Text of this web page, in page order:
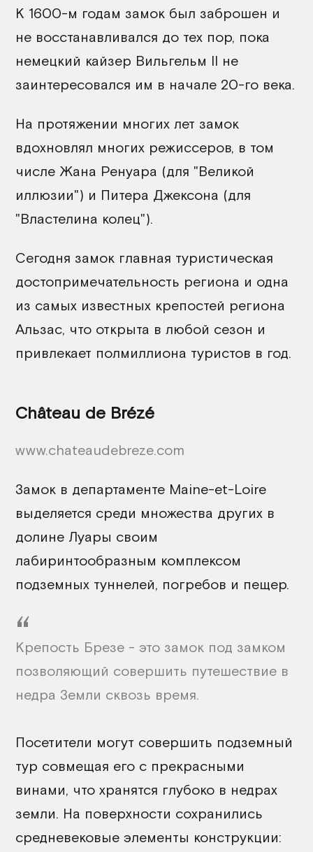
К 1600-м годам замок был заброшен и
не восстанавливался до тех пор, пока
немецкий кайзер Вильгельм II не
заинтересовался им в начале 20-го века.
На протяжении многих лет замок
вдохновлял многих режиссеров, в том
числе Жана Ренуара (для "Великой
иллюзии") и Питера Джексона (для
"Властелина колец").
Сегодня замок главная туристическая
достопримечательность региона и одна
из самых известных крепостей региона
Альзас, что открыта в любой сезон и
привлекает полмиллиона туристов в год.
Château de Brézé
www.chateaudebreze.com
Замок в департаменте Maine-et-Loire
выделяется среди множества других в
долине Луары своим
лабиринтообразным комплексом
подземных туннелей, погребов и пещер.
Крепость Брезе - это замок под замком
позволяющий совершить путешествие в
недра Земли сквозь время.
Посетители могут совершить подземный
тур совмещая его с прекрасными
винами, что хранятся глубоко в недрах
земли. На поверхности сохранились
средневековые элементы конструкции: